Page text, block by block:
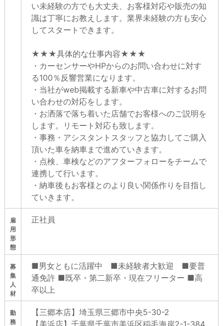
い未経験の方でも大丈夫、お客様対応や販売の知
識は丁寧にお教えします。業界未経験の方も安心
してスタートできます。
★★★具体的な仕事内容★★★
・カーセンサーやHPからのお問い合わせに対す
る100％反響営業になります。
・当社がweb掲載する新車や中古車に対するお問
い合わせの対応をします。
・お洒落で落ち着いた店舗でお客様へのご説明を
します。リモート対応も致します。
・事務・アシスタントスタッフと協力してご購入
頂いた車を納車まで進めていきます。
・点検、車検などのアフターフォローをチームで
連携して行います。
・納車後もお客様とのより良い関係作りを目指し
ていきます。
雇
用
形
態
正社員
募
集
人
材
■男⼥ともに活躍中 ■未経験者⼤歓迎 ■要普
通免許 ■既卒・第⼆新卒・現在フリーター ■高
卒以上
勤
務
【三郷本店】埼玉県三郷市中央5-30-2